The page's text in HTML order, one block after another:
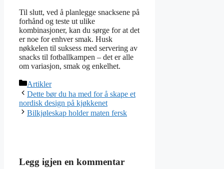
Til slutt, ved å planlegge snacksene på
forhånd og teste ut ulike
kombinasjoner, kan du sørge for at det
er noe for enhver smak. Husk
nøkkelen til suksess med servering av
snacks til fotballkampen – det er alle
om variasjon, smak og enkelhet.
Kategorier
Artikler
Dette bør du ha med for å skape et
nordisk design på kjøkkenet
Bilkjøleskap holder maten fersk
Legg igjen en kommentar